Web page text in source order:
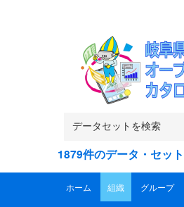
1879件のデータ・セッ
ホーム 組織 グループ